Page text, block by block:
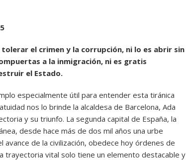
tolerar el crimen y la corrupción, ni lo es abrir sin
a la inmigración, ni es gratis
el Estado.
especialmente útil para entender esta tiránica
nos lo brinde la alcaldesa de Barcelona, Ada
y su triunfo. La segunda capital de España, la
desde hace más de dos mil años una urbe
avance de la civilización, obedece hoy órdenes de
trayectoria vital solo tiene un elemento destacable y